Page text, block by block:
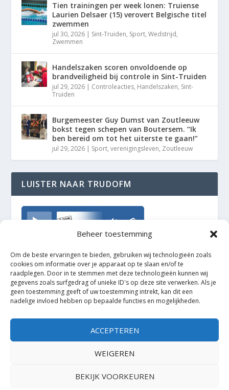
Beheer toestemming
Om de beste ervaringen te bieden, gebruiken wij technologieën zoals
cookies om informatie over je apparaat op te slaan en/of te
raadplegen. Door in te stemmen met deze technologieën kunnen wij
gegevens zoals surfgedrag of unieke ID's op deze site verwerken. Als je
geen toestemming geeft of uw toestemming intrekt, kan dit een
nadelige invloed hebben op bepaalde functies en mogelijkheden.
ACCEPTEREN
WEIGEREN
BEKIJK VOORKEUREN
Tien trainingen per week lonen: Truiense
Laurien Delsaer (15) verovert Belgische titel
zwemmen
jul 30, 2026 | Sint-Truiden, Sport,Wedstrijd,
Zwemmen
Handelszaken scoren onvoldoende op
brandveiligheid bij controle in Sint-Truiden
jul 29, 2026 | Controleacties, Handelszaken, Sint-
Truiden
Burgemeester Guy Dumst van Zoutleeuw
bokst tegen schepen van Boutersem. “Ik
ben bereid om tot het uiterste te gaan!”
jul 29, 2026 | Sport,verenigingsleven, Zoutleeuw
LUISTER NAAR TRUDOFM
TrudoFM
Elegant Themes| Mogelijk gemaakt door